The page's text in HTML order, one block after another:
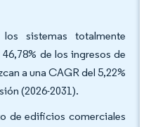
sistemas totalmente
de los ingresos de
a una CAGR del 5,22%
(2026-2031).
de edificios comerciales